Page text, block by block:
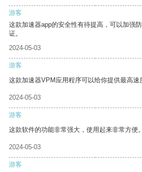
游客
这款加速器app的安全性有待提高，可以加强
证。
2024-05-03
游客
这款加速器VPM应用程序可以给你提供最高速
2024-05-03
游客
这款软件的功能非常强大，使用起来非常方便。
2024-05-03
游客